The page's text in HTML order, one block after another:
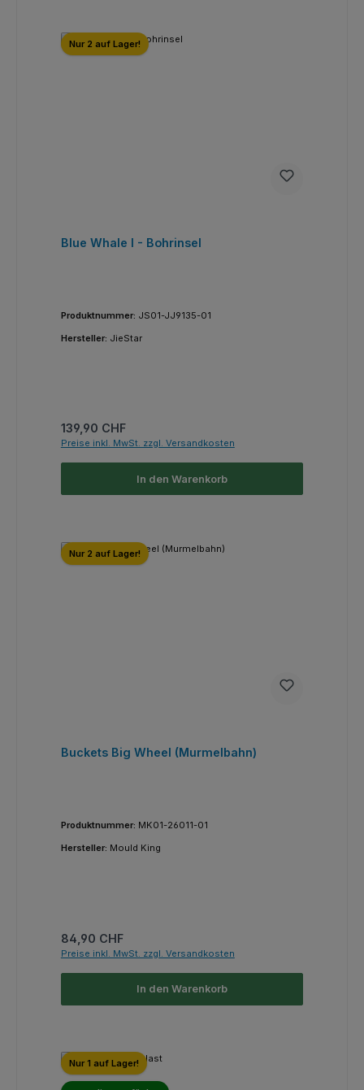
Nur 2 auf Lager!
Blue Whale I - Bohrinsel
Produktnummer: JS01-JJ9135-01
Hersteller: JieStar
Regulärer Preis:
139,90 CHF
Preise inkl. MwSt. zzgl. Versandkosten
In den Warenkorb
Nur 2 auf Lager!
Buckets Big Wheel (Murmelbahn)
Produktnummer: MK01-26011-01
Hersteller: Mould King
Regulärer Preis:
84,90 CHF
Preise inkl. MwSt. zzgl. Versandkosten
In den Warenkorb
Nur 1 auf Lager!